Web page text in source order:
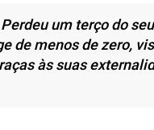
um terço do
de menos de zero,
às suas